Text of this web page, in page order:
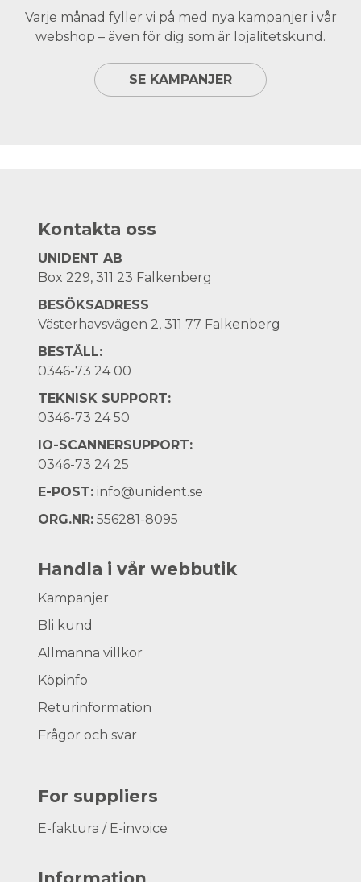
Varje månad fyller vi på med nya kampanjer i vår
webshop – även för dig som är lojalitetskund.
SE KAMPANJER
Kontakta oss
UNIDENT AB
Box 229, 311 23 Falkenberg
BESÖKSADRESS
Västerhavsvägen 2, 311 77 Falkenberg
BESTÄLL:
0346-73 24 00
TEKNISK SUPPORT:
0346-73 24 50
IO-SCANNERSUPPORT:
0346-73 24 25
E-POST: info@unident.se
ORG.NR: 556281-8095
Handla i vår webbutik
Kampanjer
Bli kund
Allmänna villkor
Köpinfo
Returinformation
Frågor och svar
For suppliers
E-faktura / E-invoice